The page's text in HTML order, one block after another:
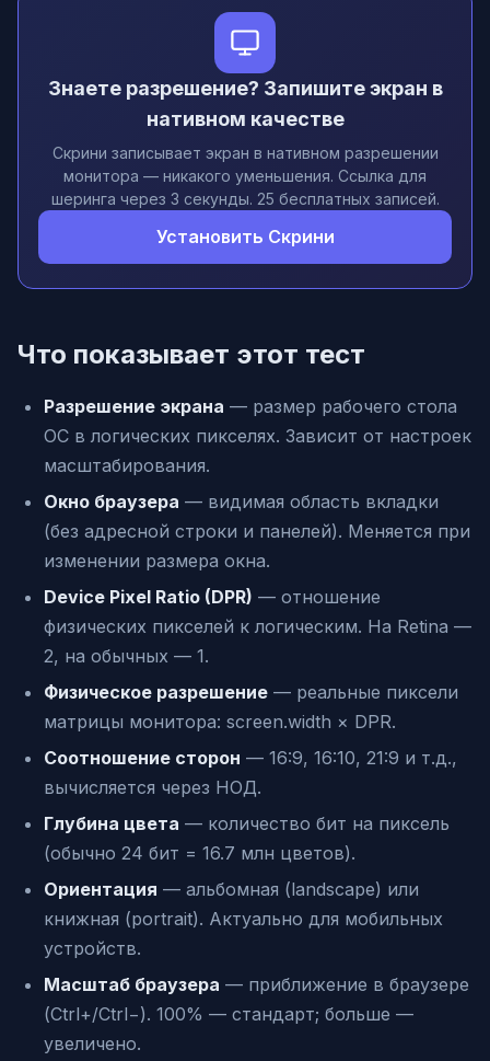
Знаете разрешение? Запишите экран в
нативном качестве
Скрини записывает экран в нативном разрешении
монитора — никакого уменьшения. Ссылка для
шеринга через 3 секунды. 25 бесплатных записей.
Установить Скрини
Что показывает этот тест
Разрешение экрана — размер рабочего стола
ОС в логических пикселях. Зависит от настроек
масштабирования.
Окно браузера — видимая область вкладки
(без адресной строки и панелей). Меняется при
изменении размера окна.
Device Pixel Ratio (DPR) — отношение
физических пикселей к логическим. На Retina —
2, на обычных — 1.
Физическое разрешение — реальные пиксели
матрицы монитора: screen.width × DPR.
Соотношение сторон — 16:9, 16:10, 21:9 и т.д.,
вычисляется через НОД.
Глубина цвета — количество бит на пиксель
(обычно 24 бит = 16.7 млн цветов).
Ориентация — альбомная (landscape) или
книжная (portrait). Актуально для мобильных
устройств.
Масштаб браузера — приближение в браузере
(Ctrl+/Ctrl−). 100% — стандарт; больше —
увеличено.